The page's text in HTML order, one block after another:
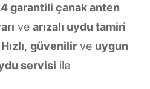
garantili çanak anten
ve arızalı uydu tamiri
Hızlı, güvenilirve uygun
servisi ile